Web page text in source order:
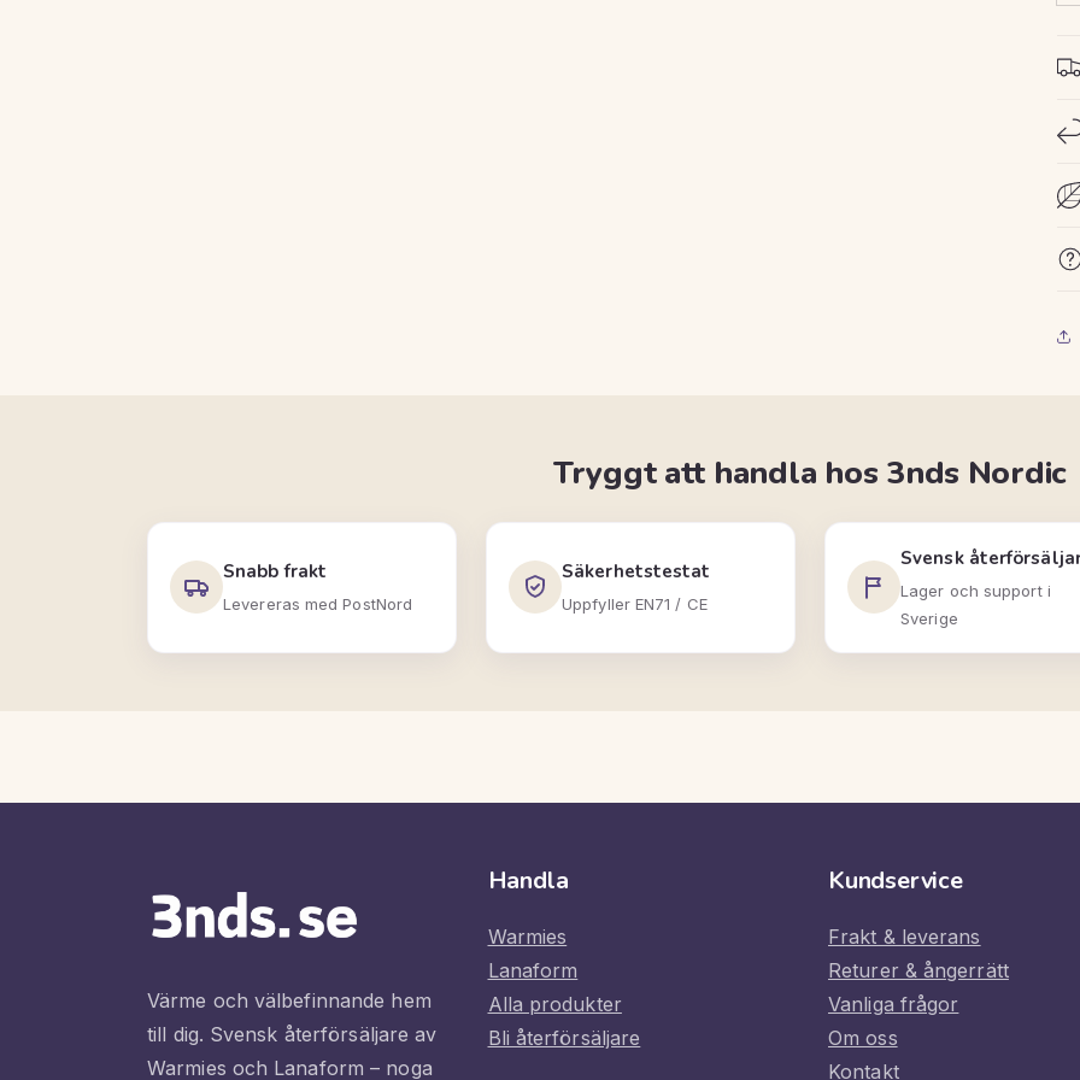
Tryggt att handla hos 3nds Nordic
Snabb frakt
Levereras med PostNord
Säkerhetstestat
Uppfyller EN71 / CE
Svensk
Lager och support i
Sverige
Värme och välbefinnande hem
till dig. Svensk återförsäljare av
Warmies och Lanaform – noga
Handla
Warmies
Lanaform
Alla produkter
Bli återförsäljare
Kundservice
Frakt & leverans
Returer & ångerrätt
Vanliga frågor
Om oss
Kontakt